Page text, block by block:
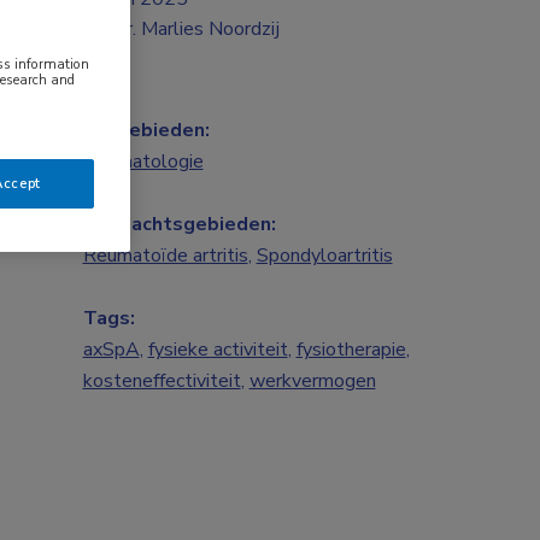
Dr. Marlies Noordzij
Vakgebieden:
Reumatologie
Aandachtsgebieden:
Reumatoïde artritis, Spondyloartritis
Tags:
axSpA, fysieke activiteit, fysiotherapie,
kosteneffectiviteit, werkvermogen
information
and